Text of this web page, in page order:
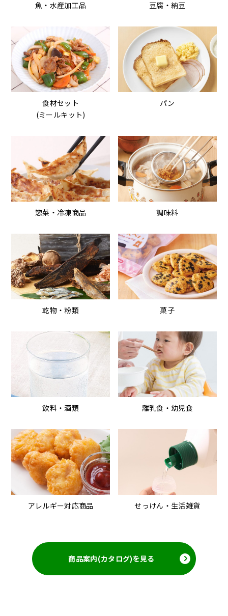
魚・水産加工品 豆腐・納豆
食材セット
(ミールキット)
パン
惣菜・冷凍商品 調味料
乾物・粉類 菓子
飲料・酒類 離乳食・幼児食
アレルギー対応商品 せっけん・生活雑貨
商品案内(カタログ)を見る